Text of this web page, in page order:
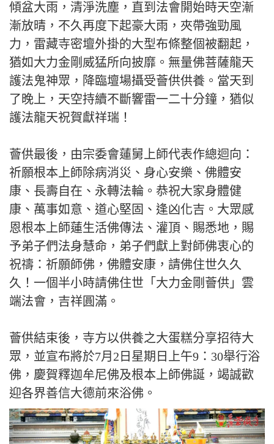
傾盆大雨，清淨洗塵，直到法會開始時天空漸
漸放晴，不久再度下起豪大雨，夾帶強勁風
力，雷藏寺密壇外掛的大型布條整個被翻起，
猶如大力金剛威猛所向披靡。無量佛菩薩龍天
護法鬼神眾，降臨壇場攝受薈供供養。當天到
了晚上，天空持續不斷響雷一二十分鐘，猶似
護法龍天祝賀獻祥瑞！
薈供最後，由宗委會蓮舅上師代表作總迴向：
祈願根本上師除病消災、身心安樂、佛體安
康、長壽自在、永轉法輪。恭祝大家身體健
康、萬事如意、道心堅固、逢凶化吉。大眾感
恩根本上師蓮生活佛傳法、灌頂、賜悉地，賜
予弟子們法身慧命，弟子們獻上對師佛衷心的
祝禱：祈願師佛，佛體安康，請佛住世久久
久！一個半小時請佛住世「大力金剛薈供」雲
端法會，吉祥圓滿。
薈供結束後，寺方以供養之大蛋糕分享招待大
眾，並宣布將於7月2日星期日上午9：30舉行浴
佛，慶賀釋迦牟尼佛及根本上師佛誕，竭誠歡
迎各界善信大德前來浴佛。